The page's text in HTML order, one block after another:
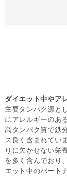
（1） 給与量に
しょう。
（2） パートナ
ーズドライフー
や超小型猫、シ
場合は、特にこ
とをおすすめし
（3） 給与量に
（37℃以下）」
ダイエット中やア
主要タンパク源と
にアレルギーのあ
高タンパク質で鉄
ス良く含まれてい
りに欠かせない栄
を多く含んでおり
エット中のパート